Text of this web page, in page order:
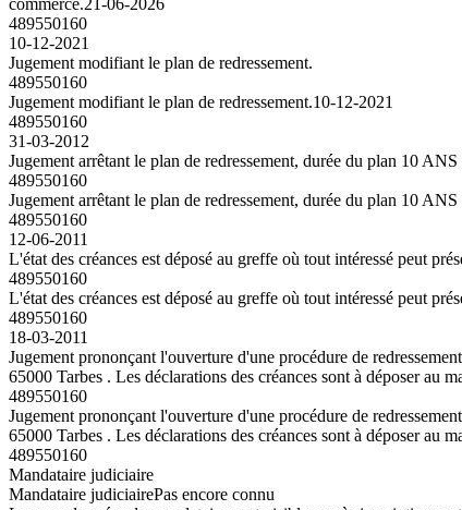
489550160
10-12-2021
Jugement modifiant le plan de redressement.
489550160
Jugement modifiant le plan de redressement.10-12-2021
489550160
31-03-2012
Jugement arrêtant le plan de redressement, durée du plan 10
489550160
Jugement arrêtant le plan de redressement, durée du plan 10
489550160
12-06-2011
L'état des créances est déposé au greffe où tout intéressé peut
489550160
L'état des créances est déposé au greffe où tout intéressé peut
489550160
18-03-2011
Jugement prononçant l'ouverture d'une procédure de
65000 Tarbes . Les déclarations des créances sont à déposer au
489550160
Jugement prononçant l'ouverture d'une procédure de
65000 Tarbes . Les déclarations des créances sont à déposer au
489550160
Mandataire judiciaire
Mandataire judiciairePas encore connu